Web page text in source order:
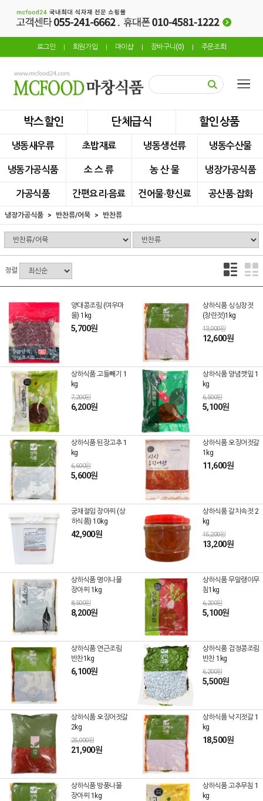
로그인 회원가입 마이샵 장바구니(0) 주문조회
박스할인 단체급식 할인상품
냉동새우류 초밥재료 냉동생선류 냉동수산물
냉동가공식품 소 스 류 농 산 물 냉장가공식품
가공식품 간편요리·음료 건어물·향신료 공산품·잡화
냉장가공식품 반찬류/어묵 반찬류
정렬
양대콩조림 (여우마
을) 1kg
5,700원
상하식품 싱싱창젓
(창란젓)1kg
13,000원
12,600원
상하식품 고들빼기 1
kg
7,200원
6,200원
상하식품 양념깻잎 1
kg
6,500원
5,100원
상하식품 된장고추 1
kg
6,600원
5,600원
상하식품 오징어젓갈
1kg
11,600원
궁채절임 장아찌 (상
하식품) 10kg
42,900원
상하식품 갈치속젓 2
kg
15,200원
13,200원
상하식품 명이나물
장아찌 1kg
8,500원
8,200원
상하식품 무말랭이무
침1kg
6,200원
5,100원
상하식품 연근조림
반찬1kg
6,100원
상하식품 검정콩조림
반찬 1kg
6,200원
5,500원
상하식품 오징어젓갈
2kg
25,000원
21,900원
상하식품 낙지젓갈 1
kg
18,500원
상하식품 방풍나물
장아찌 1kg
상하식품 고추무침 1
kg